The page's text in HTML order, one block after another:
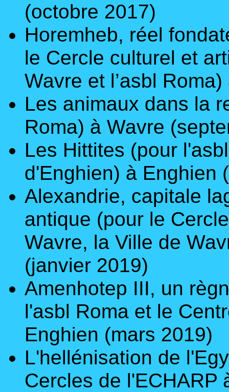
(octobre 2017)
Horemheb, réel
le Cercle culturel et
Wavre et l’asbl
Les animaux dans la
Roma) à Wavre
Les Hittites (pour
d'Enghien) à Enghien
Alexandrie, capitale
antique (pour le
Wavre, la Ville de
(janvier 2019)
Amenhotep III, un
l'asbl Roma et le
Enghien (mars 2019)
L'hellénisation de
Cercles de l'ECHARP